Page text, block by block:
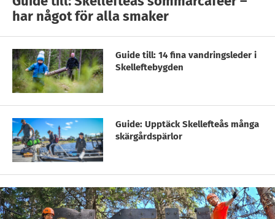
har något för alla smaker
Guide till: 14 fina vandringsleder i
Skelleftebygden
Guide: Upptäck Skellefteås många
skärgårdspärlor